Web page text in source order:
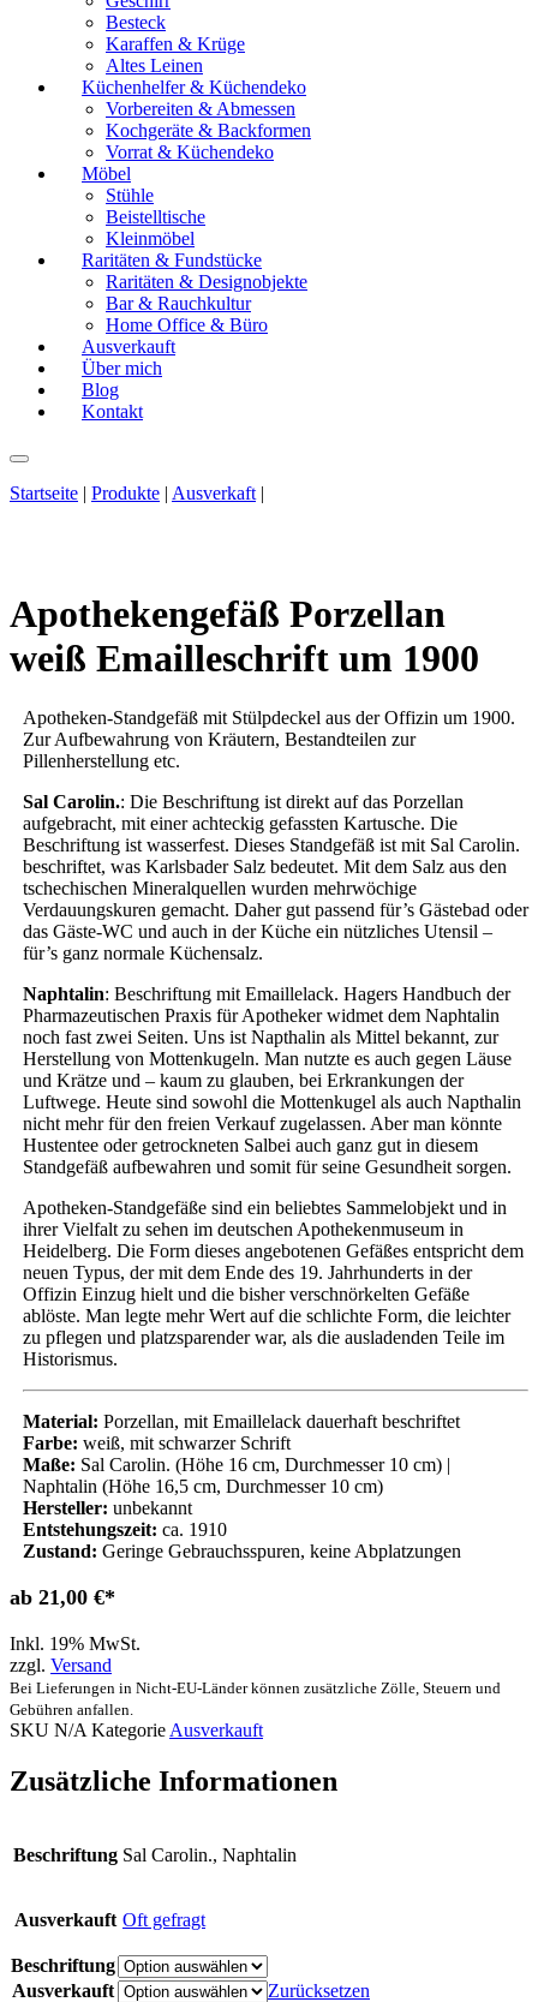
Besteck
Karaffen & Krüge
Altes Leinen
Küchenhelfer & Küchendeko
Vorbereiten & Abmessen
Kochgeräte & Backformen
Vorrat & Küchendeko
Möbel
Stühle
Beistelltische
Kleinmöbel
Raritäten & Fundstücke
Raritäten & Designobjekte
Bar & Rauchkultur
Home Office & Büro
Ausverkauft
Über mich
Blog
Kontakt
Startseite | Produkte | Ausverkaft |
Apothekengefäß Porzellan
weiß Emailleschrift um 1900
Apotheken-Standgefäß mit Stülpdeckel aus der Offizin um 1900.
Zur Aufbewahrung von Kräutern, Bestandteilen zur
Pillenherstellung etc.
Sal Carolin.: Die Beschriftung ist direkt auf das Porzellan
aufgebracht, mit einer achteckig gefassten Kartusche. Die
Beschriftung ist wasserfest. Dieses Standgefäß ist mit Sal Carolin.
beschriftet, was Karlsbader Salz bedeutet. Mit dem Salz aus den
tschechischen Mineralquellen wurden mehrwöchige
Verdauungskuren gemacht. Daher gut passend für’s Gästebad oder
das Gäste-WC und auch in der Küche ein nützliches Utensil –
für’s ganz normale Küchensalz.
Naphtalin: Beschriftung mit Emaillelack. Hagers Handbuch der
Pharmazeutischen Praxis für Apotheker widmet dem Naphtalin
noch fast zwei Seiten. Uns ist Napthalin als Mittel bekannt, zur
Herstellung von Mottenkugeln. Man nutzte es auch gegen Läuse
und Krätze und – kaum zu glauben, bei Erkrankungen der
Luftwege. Heute sind sowohl die Mottenkugel als auch Napthalin
nicht mehr für den freien Verkauf zugelassen. Aber man könnte
Hustentee oder getrockneten Salbei auch ganz gut in diesem
Standgefäß aufbewahren und somit für seine Gesundheit sorgen.
Apotheken-Standgefäße sind ein beliebtes Sammelobjekt und in
ihrer Vielfalt zu sehen im deutschen Apothekenmuseum in
Heidelberg. Die Form dieses angebotenen Gefäßes entspricht dem
neuen Typus, der mit dem Ende des 19. Jahrhunderts in der
Offizin Einzug hielt und die bisher verschnörkelten Gefäße
ablöste. Man legte mehr Wert auf die schlichte Form, die leichter
zu pflegen und platzsparender war, als die ausladenden Teile im
Historismus.
Material: Porzellan, mit Emaillelack dauerhaft beschriftet
Farbe: weiß, mit schwarzer Schrift
Maße: Sal Carolin. (Höhe 16 cm, Durchmesser 10 cm) |
Naphtalin (Höhe 16,5 cm, Durchmesser 10 cm)
Hersteller: unbekannt
Entstehungszeit: ca. 1910
Zustand: Geringe Gebrauchsspuren, keine Abplatzungen
ab 21,00 €
Inkl. 19% MwSt.
zzgl. Versand
Bei Lieferungen in Nicht-EU-Länder können zusätzliche Zölle, Steuern und
Gebühren anfallen.
SKU N/A Kategorie Ausverkauft
Zusätzliche Informationen
Beschriftung Sal Carolin., Naphtalin
Ausverkauft Oft gefragt
Beschriftung
Ausverkauft
Zurücksetzen